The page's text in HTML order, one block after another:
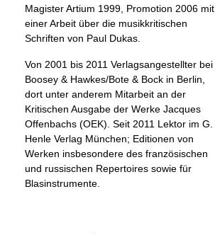
Magister Artium 1999, Promotion 2006 mit
einer Arbeit über die musikkritischen
Schriften von Paul Dukas.
Von 2001 bis 2011 Verlagsangestellter bei
Boosey & Hawkes/Bote & Bock in Berlin,
dort unter anderem Mitarbeit an der
Kritischen Ausgabe der Werke Jacques
Offenbachs (OEK). Seit 2011 Lektor im G.
Henle Verlag München; Editionen von
Werken insbesondere des französischen
und russischen Repertoires sowie für
Blasinstrumente.